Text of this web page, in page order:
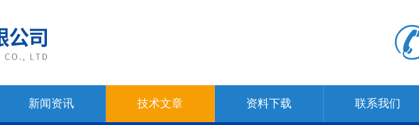
新闻资讯 技术文章 资料下载 联系我们